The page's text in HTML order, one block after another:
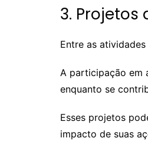
3.
Entre as
A participação em
enquanto se
Esses projetos
impacto de suas